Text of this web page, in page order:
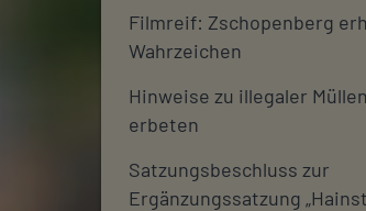
Filmreif: Zschopenberg
Wahrzeichen
Hinweise zu illegaler
erbeten
Satzungsbeschluss zur
Ergänzungssatzung